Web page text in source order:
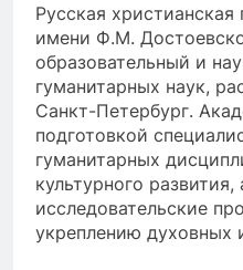
Русская
имени Ф.М.
образовательный и
гуманитарных наук,
Санкт-Петербург.
подготовкой
гуманитарных
культурного
исследовательские
укреплению духовных